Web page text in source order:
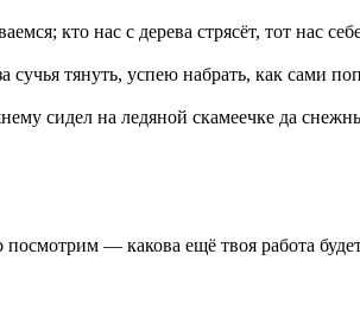
кто нас с дерева стрясёт, тот нас
тянуть, успею набрать, как сами
сидел на ледяной скамеечке да
— какова ещё твоя работа